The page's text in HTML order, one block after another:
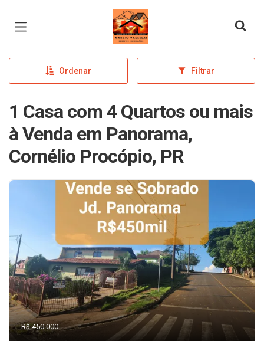
Página inicial
Ordenar Filtrar
1 Casa com 4 Quartos ou mais
à Venda em Panorama,
Cornélio Procópio, PR
R$ 450.000